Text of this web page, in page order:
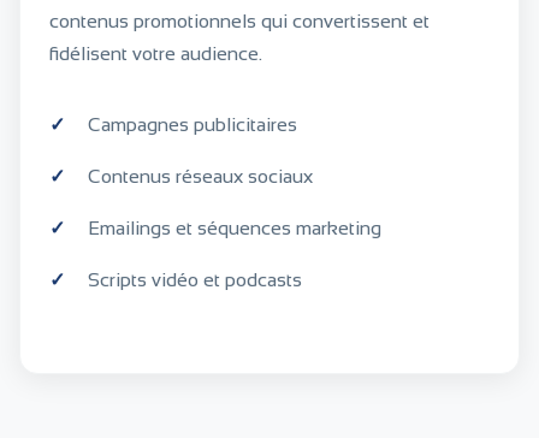
contenus promotionnels qui convertissent et
fidélisent votre audience.
Campagnes publicitaires
Contenus réseaux sociaux
Emailings et séquences marketing
Scripts vidéo et podcasts